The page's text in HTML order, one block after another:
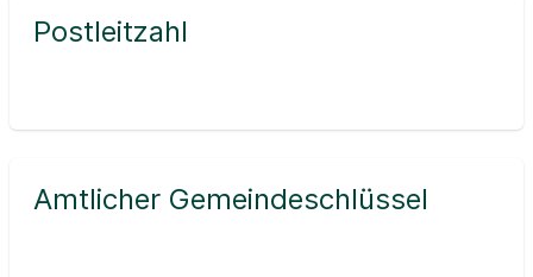
Postleitzahl
Amtlicher Gemeindeschlüssel